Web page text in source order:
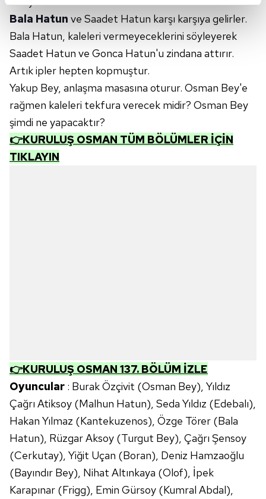
kalemimiz olduğunu sizlere hatırlatmak isteriz.
Her halükârda, kullanıcılar, bu çerezlere izin vermedikleri
takdirde, kullanıcılara hedefli reklamlar
gösterilmeyecektir."
Sizlere daha iyi bir hizmet sunabilmek için İnternet
Sitemizde kendimize ve üçüncü kişilere ait çerezler
kullanılmaktadır. Bu çerezler vasıtasıyla çeşitli kişisel
verileriniz işlenmekte olup gerekli olan çerezler bilgi
toplumu hizmetlerinin sunulması amacıyla
Bala Hatun ve Saadet Hatun karşı karşıya gelirler.
Bala Hatun, kaleleri vermeyeceklerini söyleyerek
Saadet Hatun ve Gonca Hatun'u zindana attırır.
Artık ipler hepten kopmuştur.
Yakup Bey, anlaşma masasına oturur. Osman Bey'e
rağmen kaleleri tekfura verecek midir? Osman Bey
şimdi ne yapacaktır?
👉KURULUŞ OSMAN TÜM BÖLÜMLER İÇİN
TIKLAYIN
👉KURULUŞ OSMAN 137. BÖLÜM İZLE
Oyuncular : Burak Özçivit (Osman Bey), Yıldız
Çağrı Atiksoy (Malhun Hatun), Seda Yıldız (Edebalı),
Hakan Yılmaz (Kantekuzenos), Özge Törer (Bala
Hatun), Rüzgar Aksoy (Turgut Bey), Çağrı Şensoy
(Cerkutay), Yiğit Uçan (Boran), Deniz Hamzaoğlu
(Bayındır Bey), Nihat Altınkaya (Olof), İpek
Karapınar (Frigg), Emin Gürsoy (Kumral Abdal),